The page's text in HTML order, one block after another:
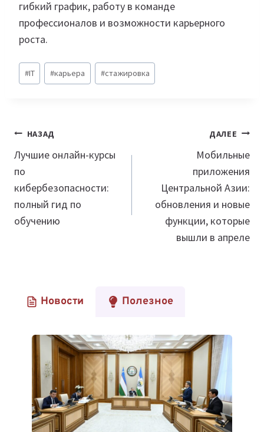
гибкий график, работу в команде
профессионалов и возможности карьерного
роста.
Метки
записи:
#IT #карьера #стажировка
Навигация
по
записям
НАЗАД
Лучшие онлайн-курсы
по
кибербезопасности:
полный гид по
обучению
ДАЛЕЕ
Мобильные
приложения
Центральной Азии:
обновления и новые
функции, которые
вышли в апреле
Новости Полезное